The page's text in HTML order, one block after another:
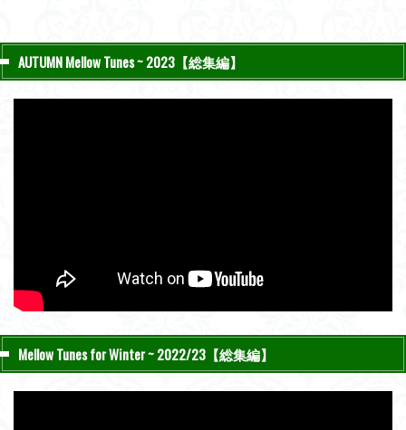
AUTUMN Mellow Tunes ~ 2023【総集編】
Mellow Tunes for Winter ~ 2022/23【総集編】